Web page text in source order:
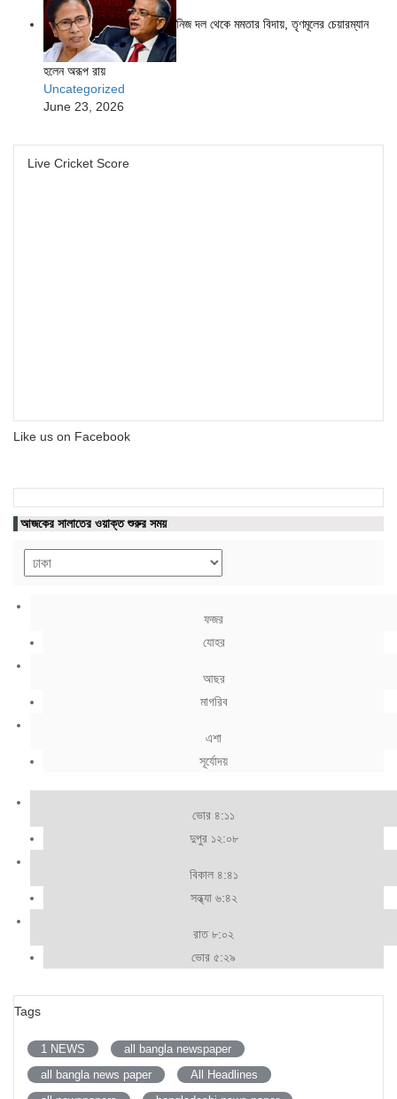
নিজ দল থেকে মমতার বিদায়, তৃণমূলের চেয়ারম্যান
হলেন অরূপ রায়
Uncategorized
June 23, 2026
Live Cricket Score
Like us on Facebook
আজকের সালাতের ওয়াক্ত শুরুর সময়
ফজর
যোহর
আছর
মাগরিব
এশা
সূর্যোদয়
ভোর ৪:১১
দুপুর ১২:০৮
বিকাল ৪:৪১
সন্ধ্যা ৬:৪২
রাত ৮:০২
ভোর ৫:২৯
Tags
1 NEWS
all bangla newspaper
all bangla news paper
All Headlines